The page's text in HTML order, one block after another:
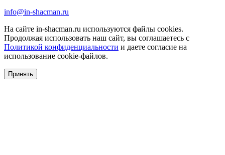
info@in-shacman.ru
На сайте in-shacman.ru используются файлы cookies.
Продолжая использовать наш сайт, вы соглашаетесь с
Политикой конфиденциальности и даете согласие на
использование cookie-файлов.
Принять